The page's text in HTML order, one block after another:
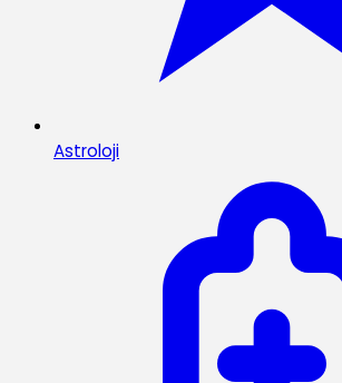
Astroloji